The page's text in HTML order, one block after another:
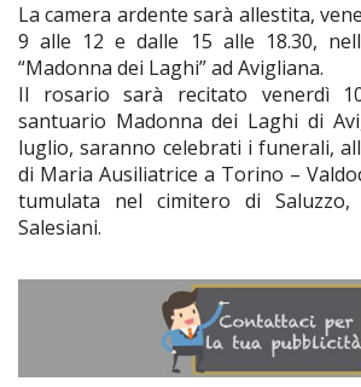
La camera ardente sarà allestita,
9 alle 12 e dalle 15 alle 18.30,
“Madonna dei Laghi” ad Avigliana.
Il rosario sarà recitato venerdì
santuario Madonna dei Laghi di
luglio, saranno celebrati i funerali,
di Maria Ausiliatrice a Torino –
tumulata nel cimitero di
Salesiani.